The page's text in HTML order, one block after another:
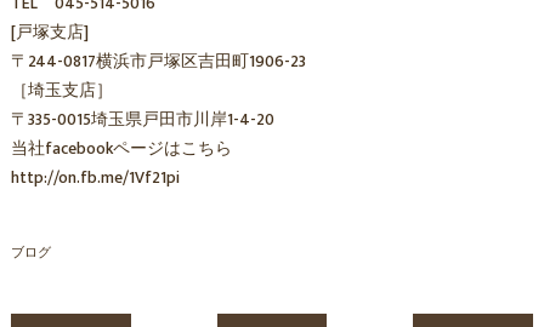
[戸塚支店]
〒244-0817横浜市戸塚区吉田町1906-23
［埼玉支店］
〒335-0015埼玉県戸田市川岸1-4-20
当社facebookページはこちら
http://on.fb.me/1Vf21pi
ブログ